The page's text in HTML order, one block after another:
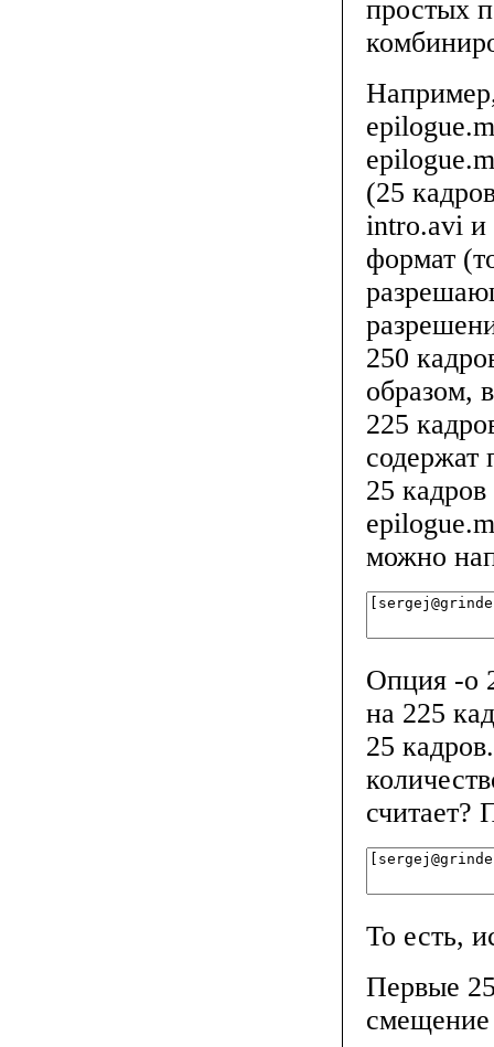
простых
(25
intro.avi и
формат
250
образом,
225
содержат
25
можно
Опция -o
на 225
25
считает?
То есть,
Первые